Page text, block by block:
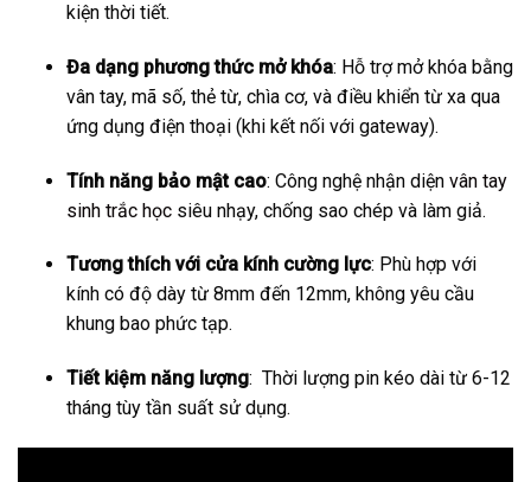
kiện thời tiết.
Đa dạng phương thức mở khóa: Hỗ trợ mở khóa bằng
vân tay, mã số, thẻ từ, chìa cơ, và điều khiển từ xa qua
ứng dụng điện thoại (khi kết nối với gateway).
Tính năng bảo mật cao: Công nghệ nhận diện vân tay
sinh trắc họcsiêu nhạy, chống sao chép và làm giả.
Tương thích với cửa kính cường lực: Phù hợp với
kính có độ dày từ 8mm đến 12mm, không yêu cầu
khung bao phức tạp.
Tiết kiệm năng lượng: Thời lượng pin kéo dài từ 6-12
tháng tùy tần suất sử dụng.